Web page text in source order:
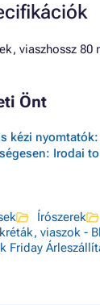
viaszhossz
Önt
kézi
Irodai
Írószerek
viaszok -
Friday